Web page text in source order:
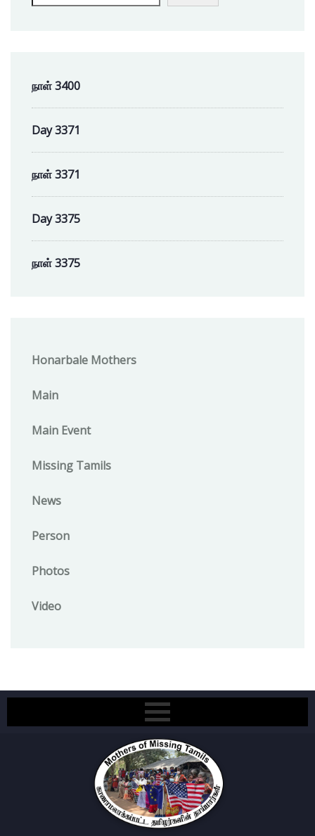
நாள் 3400
Day 3371
நாள் 3371
Day 3375
நாள் 3375
Honarbale Mothers
Main
Main Event
Missing Tamils
News
Person
Photos
Video